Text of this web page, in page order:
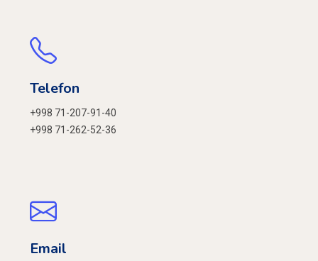
Telefon
+998 71-207-91-40
+998 71-262-52-36
Email